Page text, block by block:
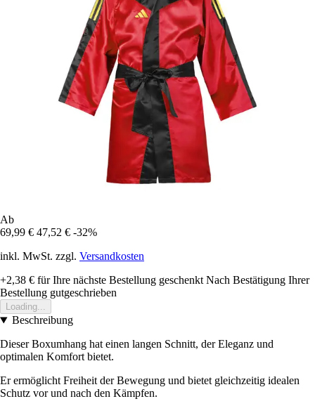
Ab
69,99 € 47,52 € -32%
inkl. MwSt. zzgl. Versandkosten
+2,38 € für Ihre nächste Bestellung geschenkt Nach Bestätigung Ihrer
Bestellung gutgeschrieben
Loading...
Beschreibung
Dieser Boxumhang hat einen langen Schnitt, der Eleganz und
optimalen Komfort bietet.
Er ermöglicht Freiheit der Bewegung und bietet gleichzeitig idealen
Schutz vor und nach den Kämpfen.